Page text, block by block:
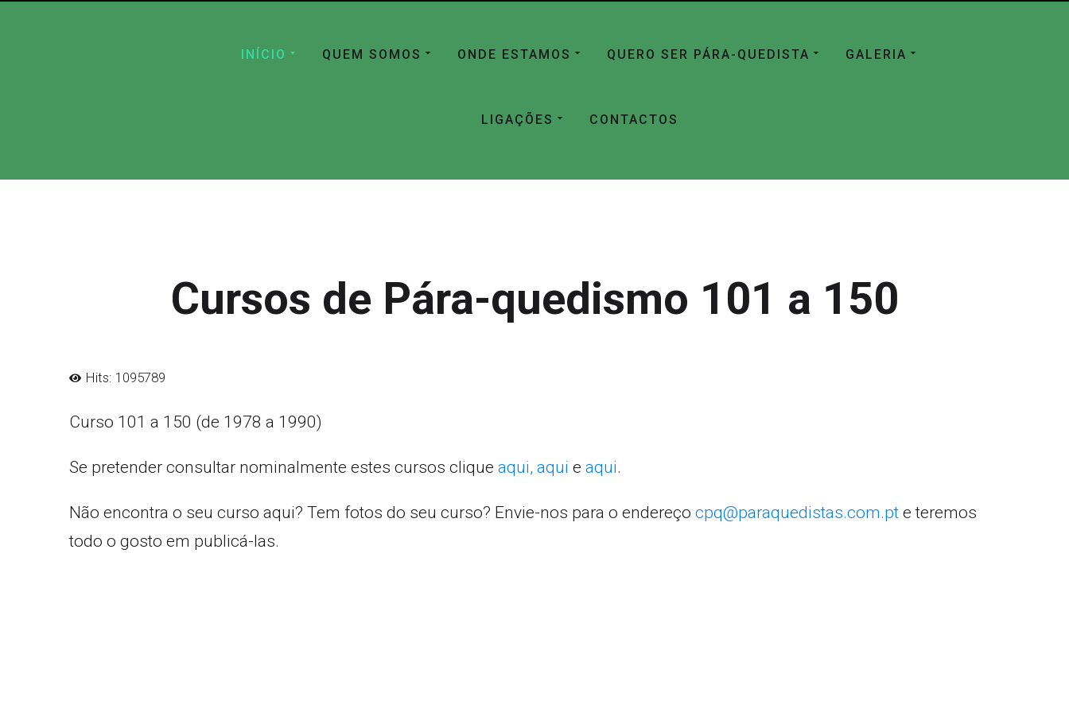
INÍCIO QUEM SOMOS ONDE ESTAMOS QUERO SER PÁRA-QUEDISTA GALERIA
LIGAÇÕES CONTACTOS
Cursos de Pára-quedismo 101 a 150
Hits: 1095789
Curso 101 a 150 (de 1978 a 1990)
Se pretender consultar nominalmente estes cursos clique aqui, aqui e aqui.
Não encontra o seu curso aqui? Tem fotos do seu curso? Envie-nos para o endereço cpq@paraquedistas.com.pt e teremos
todo o gosto em publicá-las.